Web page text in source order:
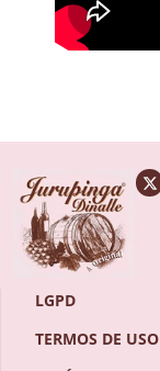
LGPD
TERMOS DE USO